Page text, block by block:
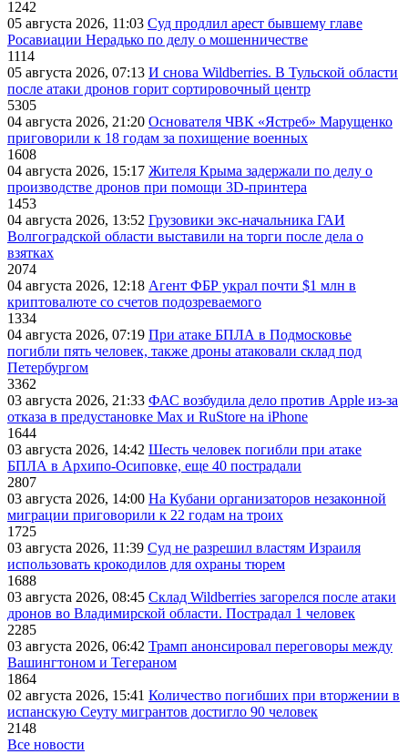
1242
05 августа 2026, 11:03 Суд продлил арест бывшему главе
Росавиации Нерадько по делу о мошенничестве
1114
05 августа 2026, 07:13 И снова Wildberries. В Тульской области
после атаки дронов горит сортировочный центр
5305
04 августа 2026, 21:20 Основателя ЧВК «Ястреб» Марущенко
приговорили к 18 годам за похищение военных
1608
04 августа 2026, 15:17 Жителя Крыма задержали по делу о
производстве дронов при помощи 3D‑принтера
1453
04 августа 2026, 13:52 Грузовики экс-начальника ГАИ
Волгоградской области выставили на торги после дела о
взятках
2074
04 августа 2026, 12:18 Агент ФБР украл почти $1 млн в
криптовалюте со счетов подозреваемого
1334
04 августа 2026, 07:19 При атаке БПЛА в Подмосковье
погибли пять человек, также дроны атаковали склад под
Петербургом
3362
03 августа 2026, 21:33 ФАС возбудила дело против Apple из-за
отказа в предустановке Max и RuStore на iPhone
1644
03 августа 2026, 14:42 Шесть человек погибли при атаке
БПЛА в Архипо-Осиповке, еще 40 пострадали
2807
03 августа 2026, 14:00 На Кубани организаторов незаконной
миграции приговорили к 22 годам на троих
1725
03 августа 2026, 11:39 Суд не разрешил властям Израиля
использовать крокодилов для охраны тюрем
1688
03 августа 2026, 08:45 Склад Wildberries загорелся после атаки
дронов во Владимирской области. Пострадал 1 человек
2285
03 августа 2026, 06:42 Трамп анонсировал переговоры между
Вашингтоном и Тегераном
1864
02 августа 2026, 15:41 Количество погибших при вторжении в
испанскую Сеуту мигрантов достигло 90 человек
2148
Все новости